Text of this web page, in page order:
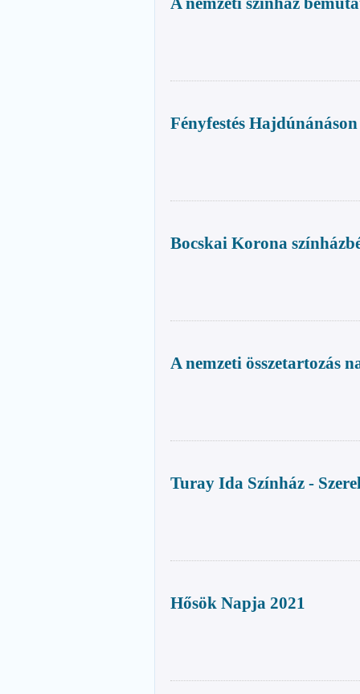
Fényfestés Hajdúnánáson
Bocskai Korona
A nemzeti összetartozás
Turay Ida Színház -
Hősök Napja 2021